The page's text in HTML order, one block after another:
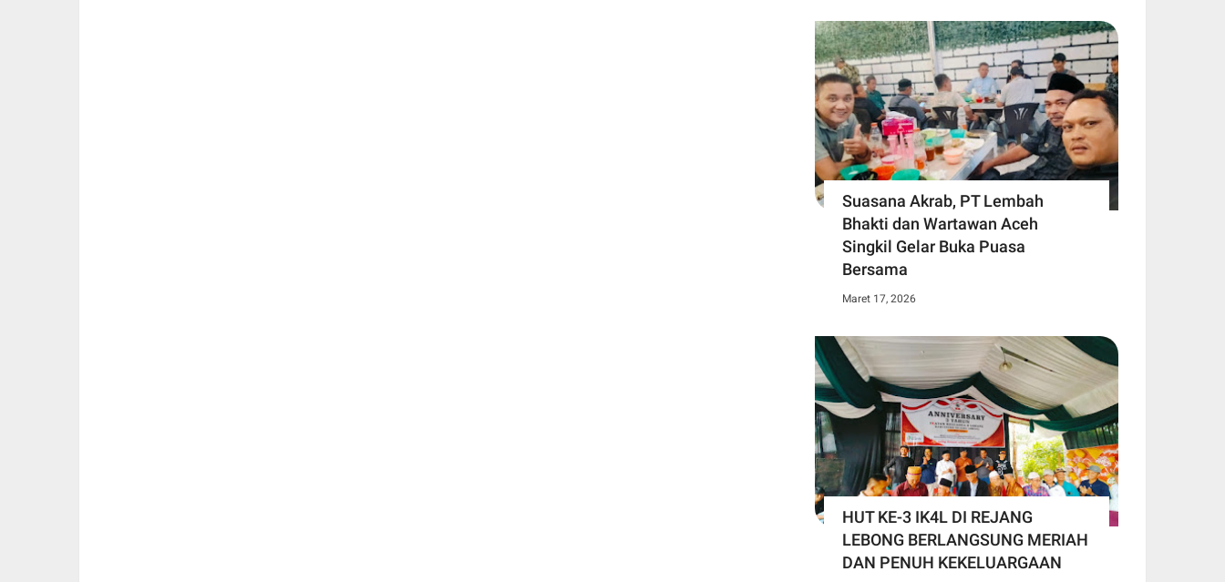
Suasana Akrab, PT Lembah
Bhakti dan Wartawan Aceh
Singkil Gelar Buka Puasa
Bersama
Maret 17, 2026
HUT KE-3 IK4L DI REJANG
LEBONG BERLANGSUNG MERIAH
DAN PENUH KEKELUARGAAN